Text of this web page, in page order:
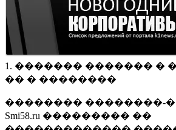
1. ������� ������� �
�� � ��������
�������� ��������-
Smi58.ru ��������� ��